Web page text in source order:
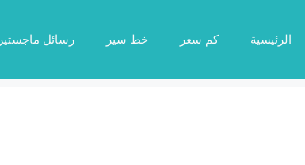
الرئيسية كم سعر خط سير رسائل ماجستير